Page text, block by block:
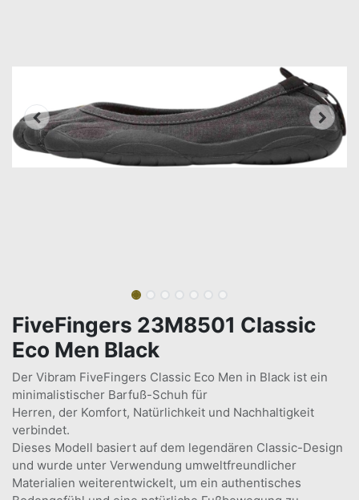
FiveFingers 23M8501 Classic
Eco Men Black
Der Vibram FiveFingers Classic Eco Men in Black ist ein
minimalistischer Barfuß-Schuh für
Herren, der Komfort, Natürlichkeit und Nachhaltigkeit
verbindet.
Dieses Modell basiert auf dem legendären Classic-Design
und wurde unter Verwendung umweltfreundlicher
Materialien weiterentwickelt, um ein authentisches